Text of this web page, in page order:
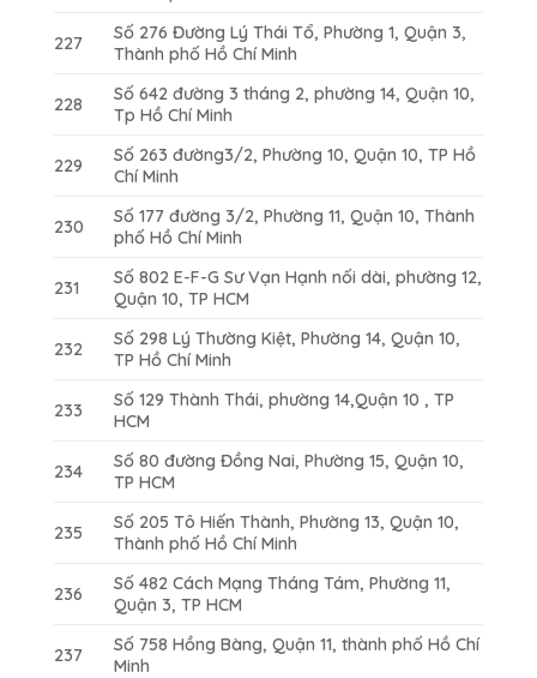
227
Số 276 Đường Lý Thái Tổ, Phường 1, Quận 3,
Thành phố Hồ Chí Minh
228
Số 642 đường 3 tháng 2, phường 14, Quận 10,
Tp Hồ Chí Minh
229
Số 263 đường3/2, Phường 10, Quận 10, TP Hồ
Chí Minh
230
Số 177 đường 3/2, Phường 11, Quận 10, Thành
phố Hồ Chí Minh
231
Số 802 E-F-G Sư Vạn Hạnh nối dài, phường 12,
Quận 10, TP HCM
232
Số 298 Lý Thường Kiệt, Phường 14, Quận 10,
TP Hồ Chí Minh
233
Số 129 Thành Thái, phường 14,Quận 10 , TP
HCM
234
Số 80 đường Đồng Nai, Phường 15, Quận 10,
TP HCM
235
Số 205 Tô Hiến Thành, Phường 13, Quận 10,
Thành phố Hồ Chí Minh
236
Số 482 Cách Mạng Tháng Tám, Phường 11,
Quận 3, TP HCM
237
Số 758 Hồng Bàng, Quận 11, thành phố Hồ Chí
Minh